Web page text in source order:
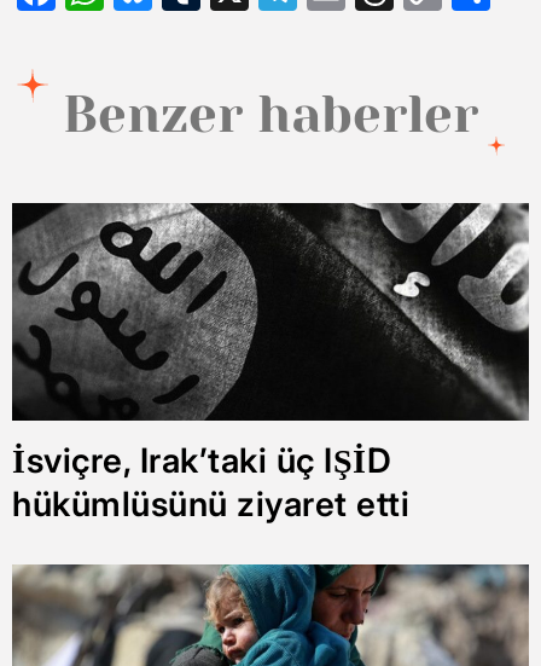
Benzer haberler
İsviçre, Irak’taki üç IŞİD
hükümlüsünü ziyaret etti